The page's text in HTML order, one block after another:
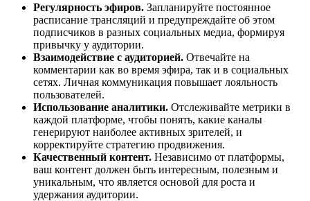
Регулярность эфиров. Запланируйте постоянное
расписание трансляций и предупреждайте об этом
подписчиков в разных социальных медиа, формируя
привычку у аудитории.
Взаимодействие с аудиторией. Отвечайте на
комментарии как во время эфира, так и в социальных
сетях. Личная коммуникация повышает лояльность
пользователей.
Использование аналитики. Отслеживайте метрики в
каждой платформе, чтобы понять, какие каналы
генерируют наиболее активных зрителей, и
корректируйте стратегию продвижения.
Качественный контент. Независимо от платформы,
ваш контент должен быть интересным, полезным и
уникальным, что является основой для роста и
удержания аудитории.